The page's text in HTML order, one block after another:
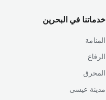
خدماتنا في البحرين
المنامة
الرفاع
المحرق
مدينة عيسى